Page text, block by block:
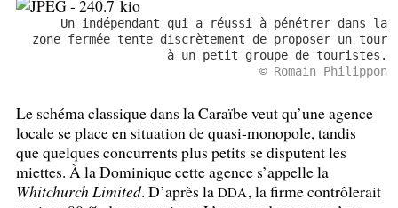
Un indépendant qui a réussi à pénétrer dans la
zone fermée tente discrètement de proposer un tour
à un petit groupe de touristes.
© Romain Philippon
Le schéma classique dans la Caraïbe veut qu’une agence
locale se place en situation de quasi-monopole, tandis
que quelques concurrents plus petits se disputent les
miettes. À la Dominique cette agence s’appelle la
Whitchurch Limited. D’après la DDA, la firme contrôlerait